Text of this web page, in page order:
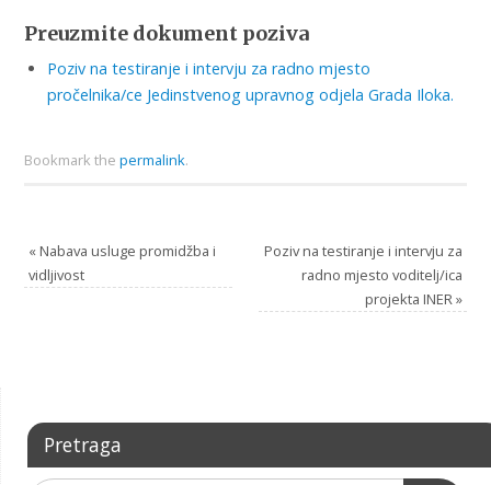
Preuzmite dokument poziva
Poziv na testiranje i intervju za radno mjesto
pročelnika/ce Jedinstvenog upravnog odjela Grada Iloka.
Bookmark the permalink.
«Nabava usluge promidžba i
vidljivost
Poziv na testiranje i intervju za
radno mjesto voditelj/ica
projekta INER»
Pretraga